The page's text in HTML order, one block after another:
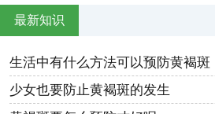
最新知识
生活中有什么方法可以预防黄褐斑
少女也要防止黄褐斑的发生